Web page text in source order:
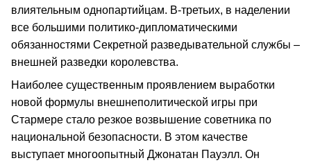
влиятельным однопартийцам. В-третьих, в наделении
все большими политико-дипломатическими
обязанностями Секретной разведывательной службы –
внешней разведки королевства.
Наиболее существенным проявлением выработки
новой формулы внешнеполитической игры при
Стармере стало резкое возвышение советника по
национальной безопасности. В этом качестве
выступает многоопытный Джонатан Пауэлл. Он